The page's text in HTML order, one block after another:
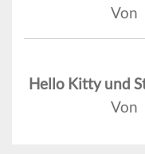
Von
Hello Kitty und
Von